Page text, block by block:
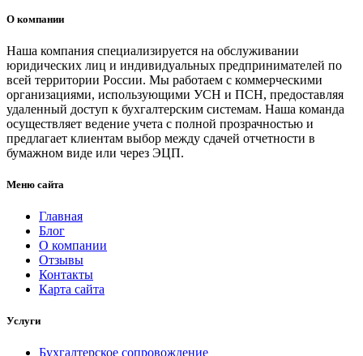
О компании
Наша компания специализируется на обслуживании
юридических лиц и индивидуальных предпринимателей по
всей территории России. Мы работаем с коммерческими
организациями, использующими УСН и ПСН, предоставляя
удаленный доступ к бухгалтерским системам. Наша команда
осуществляет ведение учета с полной прозрачностью и
предлагает клиентам выбор между сдачей отчетности в
бумажном виде или через ЭЦП.
Меню сайта
Главная
Блог
О компании
Отзывы
Контакты
Карта сайта
Услуги
Бухгалтерское сопровождение